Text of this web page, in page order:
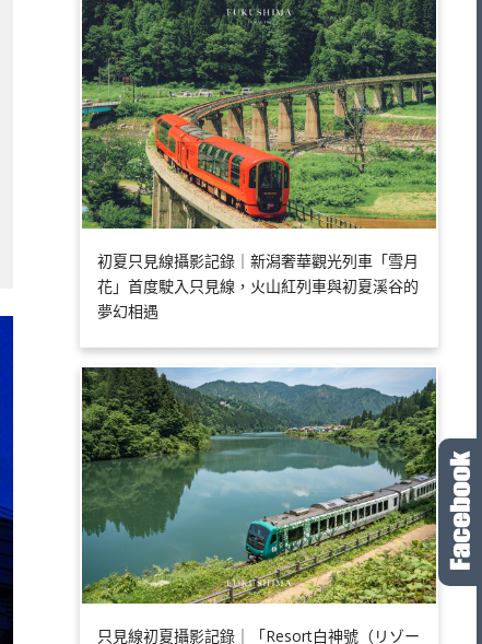
初夏只見線攝影記錄｜新潟奢華觀光列車「雪月
花」首度駛入只見線，火山紅列車與初夏溪谷的
夢幻相遇
只見線初夏攝影記錄｜「Resort白神號（リゾー